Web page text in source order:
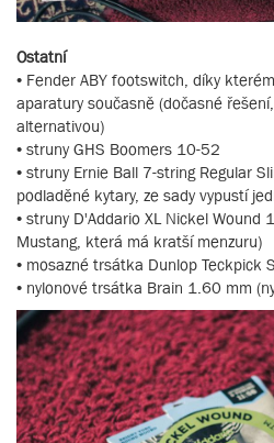
Ostatní
• Fender ABY footswitch, díky
aparatury současně (dočasné
alternativou)
• struny GHS Boomers 10-52
• struny Ernie Ball 7-string Regular
podladěné kytary, ze sady vypustí
• struny D'Addario XL Nickel Wound
Mustang, která má kratší menzuru)
• mosazné trsátka Dunlop Teckpick
• nylonové trsátka Brain 1.60 mm